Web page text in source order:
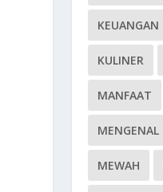
KEUANGAN
KULINER
MANFAAT
MENGENAL
MEWAH